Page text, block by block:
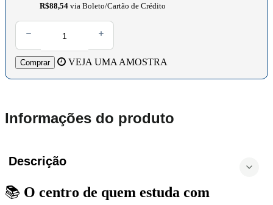
R$88,54 via Boleto/Cartão de Crédito
Comprar VEJA UMA AMOSTRA
Informações do produto
Descrição
📚 O centro de quem estuda com